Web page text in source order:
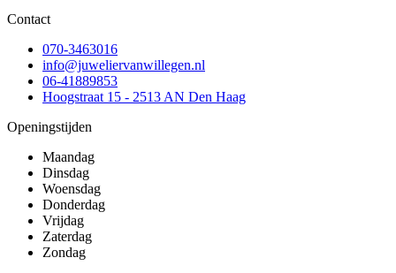
Contact
070-3463016
info@juweliervanwillegen.nl
06-41889853
Hoogstraat 15 - 2513 AN Den Haag
Openingstijden
Maandag
Dinsdag
Woensdag
Donderdag
Vrijdag
Zaterdag
Zondag